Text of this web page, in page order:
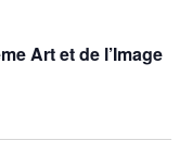
Art et de l’Image